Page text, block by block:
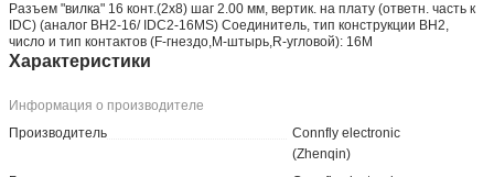
Разъем "вилка" 16 конт.(2x8) шаг 2.00 мм, вертик. на плату (ответн. часть к
IDC) (аналог BH2-16/ IDC2-16MS) Соединитель, тип конструкции BH2,
число и тип контактов (F-гнездо,M-штырь,R-угловой): 16M
Характеристики
Информация о производителе
Производитель
Connfly electronic
(Zhenqin)